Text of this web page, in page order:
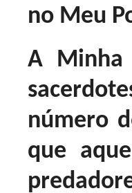
no Meu
A Minha
número
que